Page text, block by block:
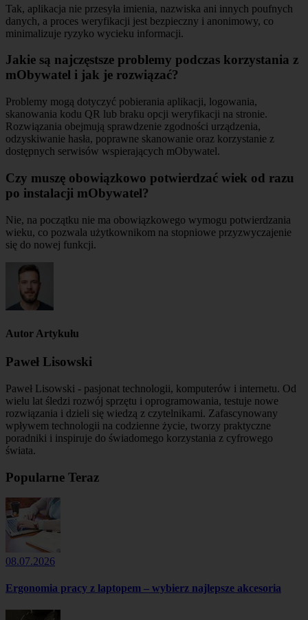
Tak, aplikacja nie przesyła imienia, nazwiska ani innych poufnych
danych, a proces weryfikacji jest bezpieczny i anonimowy, co
minimalizuje ryzyko wycieku informacji.
Jakie są najczęstsze problemy podczas korzystania z
mObywatel i jak je rozwiązać?
Problemy mogą dotyczyć pobierania aplikacji, logowania,
skanowania kodu QR lub braku opcji weryfikacji na stronie.
Rozwiązania obejmują sprawdzenie zgodności urządzenia,
odzyskiwanie hasła, poprawne skanowanie oraz korzystanie z
dostępnych serwisów wspierających mObywatel.
Czy muszę obowiązkowo potwierdzać wiek od razu
po instalacji mObywatel?
Nie, na początku nie ma obowiązkowego wymogu potwierdzania
wieku, co pozwala użytkownikom na stopniowe przyzwyczajenie
się do nowej funkcji.
Autor Artykułu
Paweł Lisowski
Paweł Lisowski - pasjonat technologii, komputerów i internetu. Od
wielu lat śledzi rozwój sprzętu i oprogramowania, testuje nowe
rozwiązania i dzieli się wiedzą z czytelnikami. Zafascynowany
wpływem technologii na codzienne życie, tworzy praktyczne
poradniki i inspiruje do świadomego korzystania z cyfrowego
świata.
Popularne Teraz
08.07.2026
Ergonomia pracy z laptopem – wybierz najlepsze akcesoria